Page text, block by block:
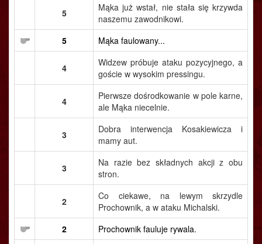
5
Mąka już wstał, nie stała się krzywda
naszemu zawodnikowi.
5
Mąka faulowany...
4
Widzew próbuje ataku pozycyjnego, a
goście w wysokim pressingu.
4
Pierwsze dośrodkowanie w pole karne,
ale Mąka niecelnie.
3
Dobra interwencja Kosakiewicza i
mamy aut.
3
Na razie bez składnych akcji z obu
stron.
2
Co ciekawe, na lewym skrzydle
Prochownik, a w ataku Michalski.
2
Prochownik fauluje rywala.